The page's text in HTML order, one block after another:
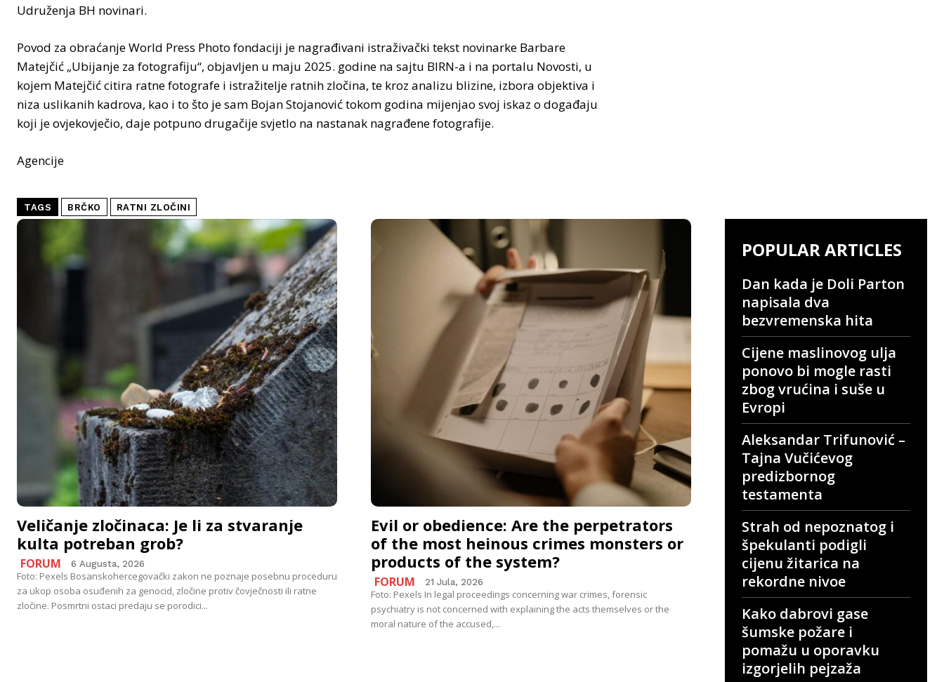
Udruženja BH novinari.
Povod za obraćanje World Press Photo fondaciji je nagrađivani istraživački tekst novinarke Barbare
Matejčić „Ubijanje za fotografiju“, objavljen u maju 2025. godine na sajtu BIRN-a i na portalu Novosti, u
kojem Matejčić citira ratne fotografe i istražitelje ratnih zločina, te kroz analizu blizine, izbora objektiva i
niza uslikanih kadrova, kao i to što je sam Bojan Stojanović tokom godina mijenjao svoj iskaz o događaju
koji je ovjekovječio, daje potpuno drugačije svjetlo na nastanak nagrađene fotografije.
Agencije
TAGS BRČKO RATNI ZLOČINI
Veličanje zločinaca: Je li za stvaranje
kulta potreban grob?
FORUM 6 Augusta, 2026
Foto: Pexels Bosanskohercegovački zakon ne poznaje posebnu proceduru
za ukop osoba osuđenih za genocid, zločine protiv čovječnosti ili ratne
zločine. Posmrtni ostaci predaju se porodici...
Evil or obedience: Are the perpetrators
of the most heinous crimes monsters or
products of the system?
FORUM 21 Jula, 2026
Foto: Pexels In legal proceedings concerning war crimes, forensic
psychiatry is not concerned with explaining the acts themselves or the
moral nature of the accused,...
POPULAR ARTICLES
Dan kada je Doli Parton
napisala dva
bezvremenska hita
Cijene maslinovog ulja
ponovo bi mogle rasti
zbog vrućina i suše u
Evropi
Aleksandar Trifunović –
Tajna Vučićevog
predizbornog
testamenta
Strah od nepoznatog i
špekulanti podigli
cijenu žitarica na
rekordne nivoe
Kako dabrovi gase
šumske požare i
pomažu u oporavku
izgorjelih pejzaža